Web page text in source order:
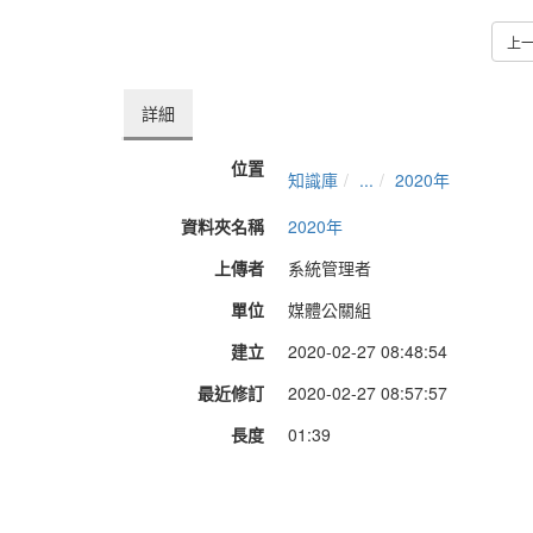
上
詳細
位置 知識庫 ...
2020年
資料夾名稱
2020年
上傳者
系統管理者
單位
媒體公關組
建立
2020-02-27 08:48:54
最近修訂
2020-02-27 08:57:57
長度
01:39